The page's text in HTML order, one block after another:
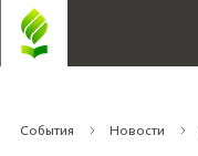
События Новости